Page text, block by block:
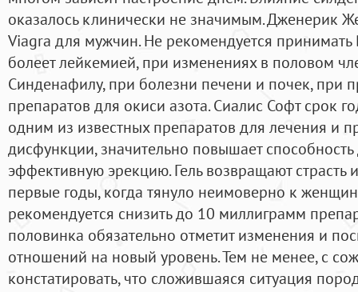
оказалось клинически не значимым. Дженерик
Viagra для мужчин. Не рекомендуется принимать
болеет лейкемией, при изменениях в половом
Синденафилу, при болезни печени и почек, при
препаратов для окиси азота. Сиалис Софт срок
одним из известных препаратов для лечения и
дисфункции, значительно повышает способность
эффективную эрекцию. Гель возвращают страсть
первые годы, когда тянуло неимоверно к
рекомендуется снизить до 10 миллиграмм
половинка обязательно отметит изменения и
отношений на новый уровень. Тем не менее, с
констатировать, что сложившаяся ситуация